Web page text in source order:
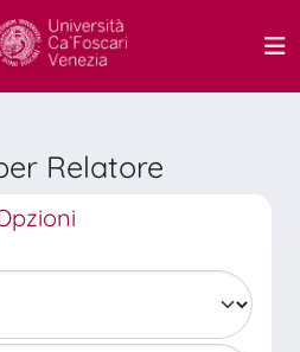
Relatore